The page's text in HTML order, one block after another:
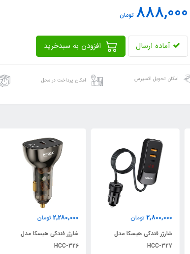
888,000 تومان
آماده ارسال
امکان تحویل اکسپرس امکان پرداخت در محل
2,800,000 تومان
شارژر فندکی هیسکا مدل
HCC-327
2,280,000 تومان
شارژر فندکی هیسکا مدل
HCC-326